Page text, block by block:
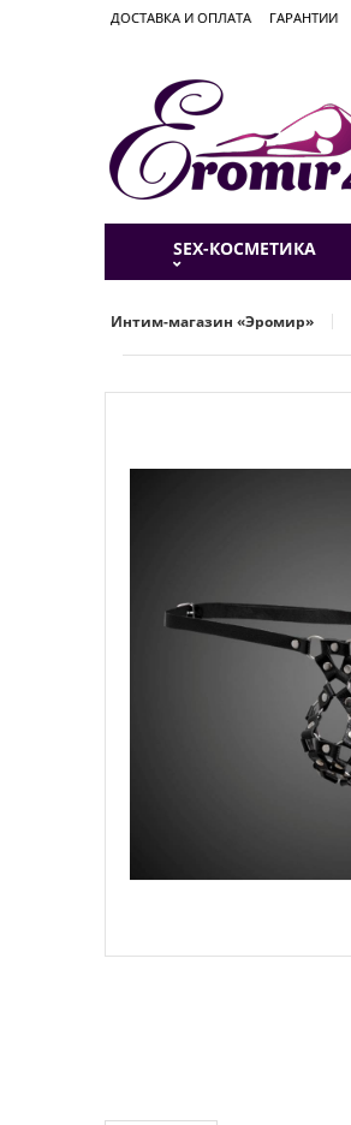
ДОСТАВКА И ОПЛАТА ГАРАНТИИ
SEX-КОСМЕТИКА
Интим-магазин «Эромир»